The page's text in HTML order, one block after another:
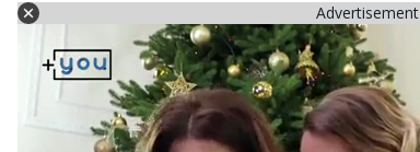
Advertisement